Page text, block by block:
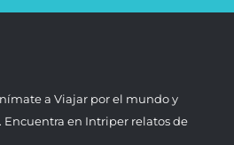
a Viajar por el mundo y
Encuentra en Intriper relatos de